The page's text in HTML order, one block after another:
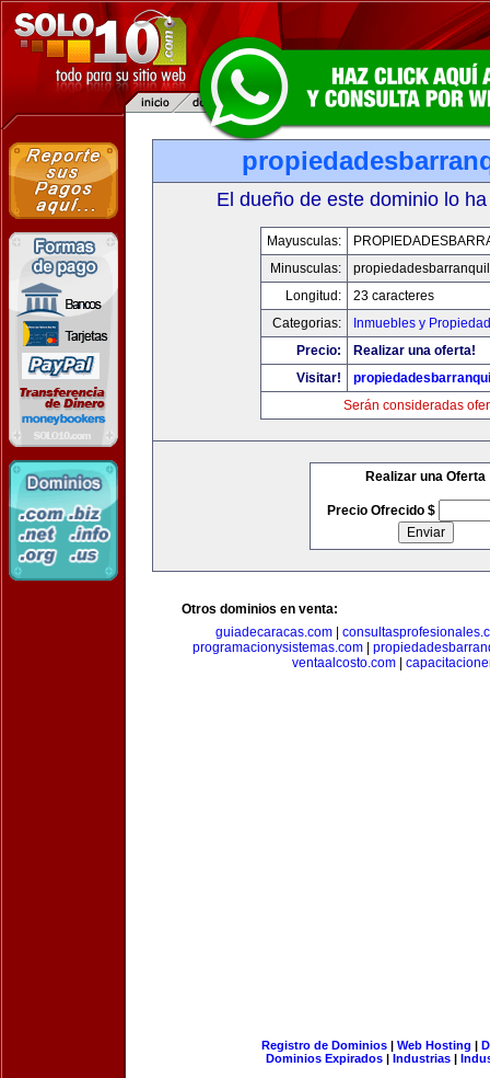
El dueño de este dominio lo
Mayusculas:
Minusculas:
Longitud:
23 caracteres
Categorias:
Inmuebles y
Precio:
Realizar una oferta!
Visitar!
Serán consideradas
Realizar una Oferta
Precio Ofrecido $
Otros dominios en venta:
guiadecaracas.com
programacionysistemas.com|
ventaalcosto.com|
Registro de Dominios| Web Hosting |
Dominios Expirados | Industrias |